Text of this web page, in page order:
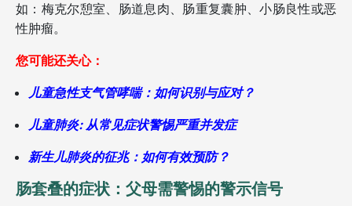
如：梅克尔憩室、肠道息肉、肠重复囊肿、小肠良性或恶
性肿瘤。
您可能还关心：
儿童急性支气管哮喘：如何识别与应对？
儿童肺炎: 从常见症状警惕严重并发症
新生儿肺炎的征兆：如何有效预防？
肠套叠的症状：父母需警惕的警示信号